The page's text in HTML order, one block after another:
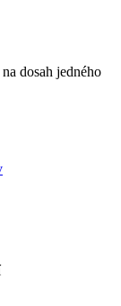
na dosah jedného